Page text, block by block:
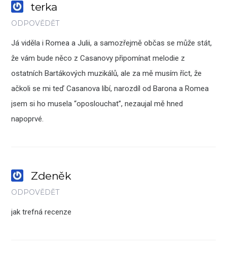
terka
ODPOVĚDĚT
Já viděla i Romea a Julii, a samozřejmě občas se může stát,
že vám bude něco z Casanovy připomínat melodie z
ostatních Bartákových muzikálů, ale za mě musím říct, že
ačkoli se mi teď Casanova líbí, narozdíl od Barona a Romea
jsem si ho musela “oposlouchat”, nezaujal mě hned
napoprvé.
Zdeněk
ODPOVĚDĚT
jak trefná recenze